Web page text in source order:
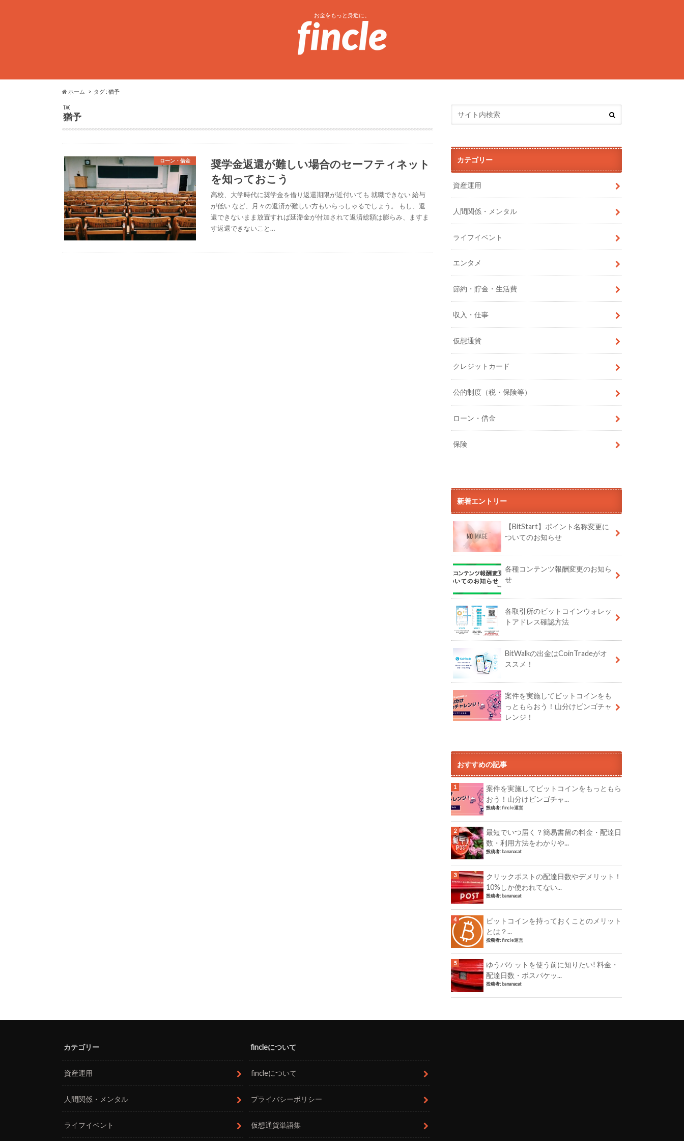
お金をもっと身近に。
ホーム タグ : 猶予
TAG
猶予
ローン・借金
奨学金返還が難しい場合のセーフティネット
を知っておこう
高校、大学時代に奨学金を借り返還期限が近付いても 就職できない 給与
が低い など、月々の返済が難しい方もいらっしゃるでしょう。 もし、返
還できないまま放置すれば延滞金が付加されて返済総額は膨らみ、ますま
す返還できないこと…
カテゴリー
資産運用
人間関係・メンタル
ライフイベント
エンタメ
節約・貯金・生活費
収入・仕事
仮想通貨
クレジットカード
公的制度（税・保険等）
ローン・借金
保険
新着エントリー
【BitStart】ポイント名称変更に
ついてのお知らせ
各種コンテンツ報酬変更のお知ら
せ
各取引所のビットコインウォレッ
トアドレス確認方法
BitWalkの出金はCoinTradeがオ
ススメ！
案件を実施してビットコインをも
っともらおう！山分けビンゴチャ
レンジ！
おすすめの記事
案件を実施してビットコインをもっともら
おう！山分けビンゴチャ...
投稿者:fincle運営
最短でいつ届く？簡易書留の料金・配達日
数・利用方法をわかりや...
投稿者: bananacat
クリックポストの配達日数やデメリット！
10%しか使われてない...
投稿者: bananacat
ビットコインを持っておくことのメリット
とは？...
投稿者:fincle運営
ゆうパケットを使う前に知りたい! 料金・
配達日数・ポスパケッ...
投稿者: bananacat
カテゴリー
資産運用
人間関係・メンタル
ライフイベント
fincleについて
fincleについて
プライバシーポリシー
仮想通貨単語集